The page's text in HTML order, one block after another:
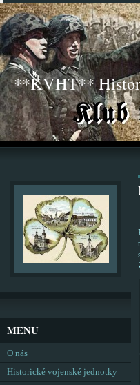
**KVHT**
MENU
O nás
Historické vojenské jednotky